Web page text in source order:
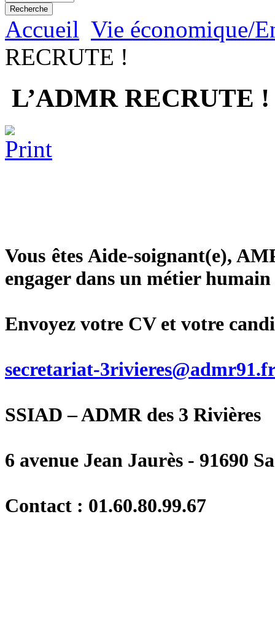
Accueil Vie économique/
RECRUTE !
L’ADMR RECRUTE !
Vous êtes Aide-soignant(e),
engager dans un métier
Envoyez votre CV et votre
secretariat-
SSIAD – ADMR des 3 Rivières
6 avenue Jean Jaurès - 91690
Contact : 01.60.80.99.67